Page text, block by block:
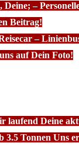
Deine; –
Beitrag!
–
auf Dein Foto!
laufend Deine
Tonnen